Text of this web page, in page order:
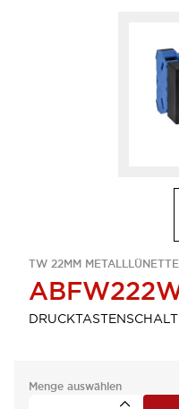
TW 22MM METALLLÜNETTE
Menge auswählen